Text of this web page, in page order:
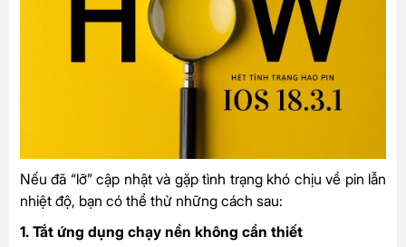
Nếu đã “lỡ” cập nhật và gặp tình trạng khó chịu về pin lẫn
nhiệt độ, bạn có thể thử những cách sau:
1. Tắt ứng dụng chạy nền không cần thiết